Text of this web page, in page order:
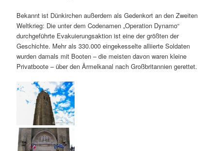
Bekannt ist Dünkirchen außerdem als Gedenkort an den Zweiten
Weltkrieg: Die unter dem Codenamen „Operation Dynamo“
durchgeführte Evakuierungsaktion ist eine der größten der
Geschichte. Mehr als 330.000 eingekesselte alliierte Soldaten
wurden damals mit Booten – die meisten davon waren kleine
Privatboote – über den Ärmelkanal nach Großbritannien gerettet.